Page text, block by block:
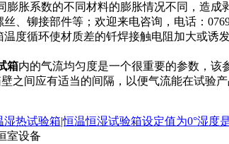
胀系数的不同材料的膨胀情况不同，造成
、铆接部件等； 欢迎来电咨询，电话：
度循环使材质差的钎焊接触电阻加大或诱
箱内的气流均匀度是一个很重要的参数，该
之间应有适当的间隔，以便气流能在试验
湿热试验箱|恒温恒湿试验箱设定值为0°湿度
室设备